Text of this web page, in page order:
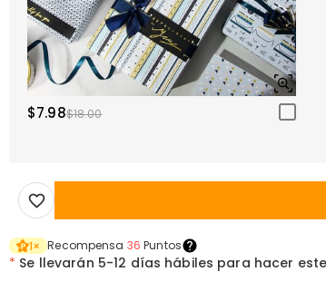
$7.98$18.00
1× Recompensa 36 Puntos
* Se llevarán 5-12 días hábiles para hacer